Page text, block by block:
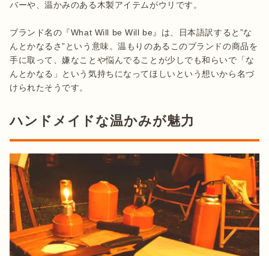
バーや、温かみのある木製アイテムがウリです。
ブランド名の『What Will be Will be』は、日本語訳すると”な
んとかなるさ”という意味。温もりのあるこのブランドの商品を
手に取って、嫌なことや悩んでることが少しでも和らいで「な
んとかなる」という気持ちになってほしいという想いから名づ
けられたそうです。
ハンドメイドな温かみが魅力